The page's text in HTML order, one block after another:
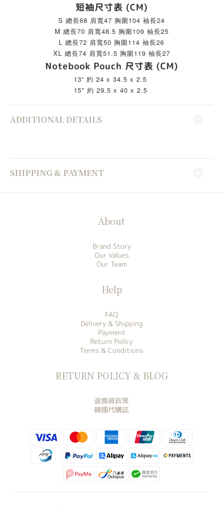
短袖尺寸表 (CM)
S 總長68 肩寬47 胸圍104 袖長24
M 總長70 肩寬48.5 胸圍109 袖長25
L 總長72 肩寬50 胸圍114 袖長26
XL 總長74 肩寬51.5 胸圍119 袖長27
Notebook Pouch 尺寸表 (CM)
13“ 約 24 x 34.5 x 2.5
15" 約 29.5 x 40 x 2.5
ADDITIONAL DETAILS
SHIPPING & PAYMENT
About
Brand Story
Our Values
Our Team
Help
FAQ
Delivery & Shipping
Payment
Return Policy
Terms & Conditions
RETURN POLICY & BLOG
退換貨政策
韓國代購誌